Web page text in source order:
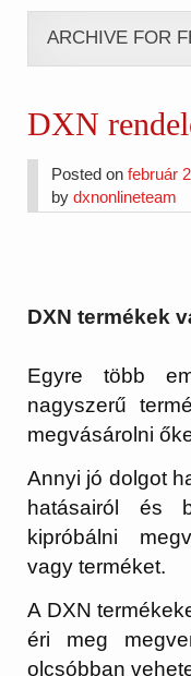
ARCHIVE FOR
DXN
Posted onfebruár
bydxnonlineteam
DXN termékek
Egyre több
nagyszerű
megvásárolni
Annyi jó dolgot
hatásairól és
kipróbálni
vagy terméket.
A DXN
éri meg
olcsóbban